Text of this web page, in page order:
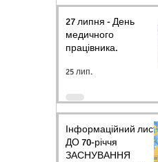
27 липня - День
медичного
працівника.
25 лип.
Інформаційний лист
ДО 70-річчя
ЗАСНУВАННЯ